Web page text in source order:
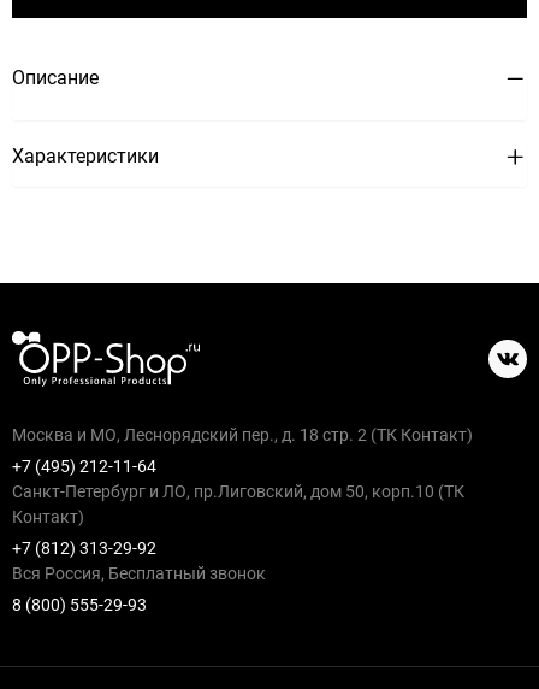
Описание
Характеристики
Москва и МО, Леснорядский пер., д. 18 стр. 2 (ТК Контакт)
+7 (495) 212-11-64
Санкт-Петербург и ЛО, пр.Лиговский, дом 50, корп.10 (ТК
Контакт)
+7 (812) 313-29-92
Вся Россия, Бесплатный звонок
8 (800) 555-29-93